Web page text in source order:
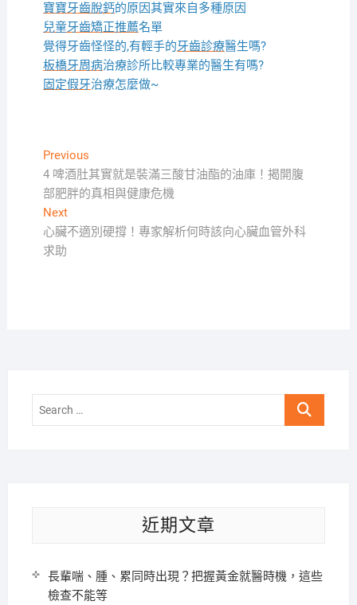
寶寶牙齒脫鈣的原因其實來自多種原因
兒童牙齒矯正推薦名單
覺得牙齒怪怪的,有輕手的牙齒診療醫生嗎?
板橋牙周病治療診所比較專業的醫生有嗎?
固定假牙治療怎麼做~
文
章
導
覽
PreviousPrevious
post:
4 啤酒肚其實就是裝滿三酸甘油酯的油庫！揭開腹
部肥胖的真相與健康危機
NextNext
post:
心臟不適別硬撐！專家解析何時該向心臟血管外科
求助
Search
近期文章
長輩喘、腫、累同時出現？把握黃金就醫時機，這些
檢查不能等